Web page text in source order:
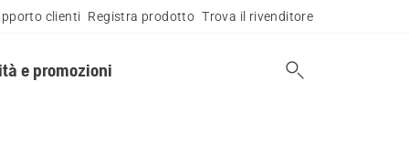
clienti Registra prodotto Trova il rivenditore
e promozioni